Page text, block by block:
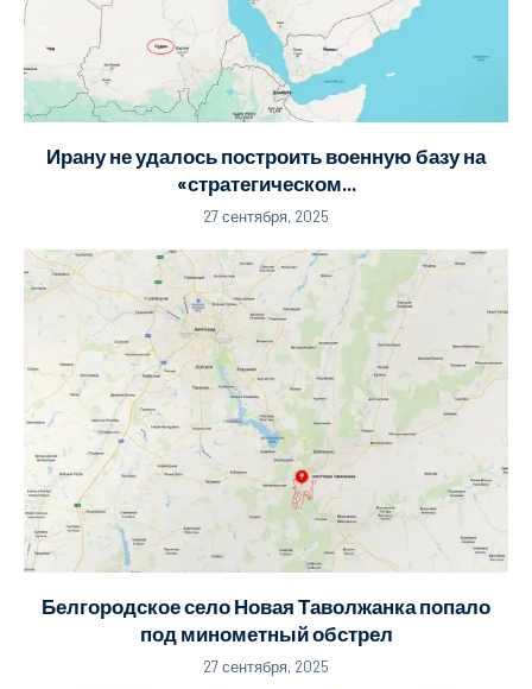
Ирану не удалось построить военную базу на
«стратегическом...
27 сентября, 2025
Белгородское село Новая Таволжанка попало
под минометный обстрел
27 сентября, 2025